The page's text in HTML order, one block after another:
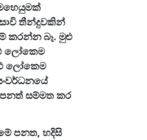
තීන්දුවකින්
කරන්න බෑ. මුළු
ලෝකෙම
ලෝකෙම
සම්මත කර
පනත, හදිසි